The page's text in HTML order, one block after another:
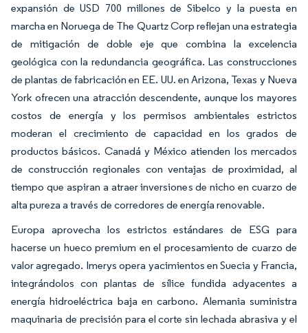
expansión de USD 700 millones de Sibelco y la puesta en
marcha en Noruega de The Quartz Corp reflejan una estrategia
de mitigación de doble eje que combina la excelencia
geológica con la redundancia geográfica. Las construcciones
de plantas de fabricación en EE. UU. en Arizona, Texas y Nueva
York ofrecen una atracción descendente, aunque los mayores
costos de energía y los permisos ambientales estrictos
moderan el crecimiento de capacidad en los grados de
productos básicos. Canadá y México atienden los mercados
de construcción regionales con ventajas de proximidad, al
tiempo que aspiran a atraer inversiones de nicho en cuarzo de
alta pureza a través de corredores de energía renovable.
Europa aprovecha los estrictos estándares de ESG para
hacerse un hueco premium en el procesamiento de cuarzo de
valor agregado. Imerys opera yacimientos en Suecia y Francia,
integrándolos con plantas de sílice fundida adyacentes a
energía hidroeléctrica baja en carbono. Alemania suministra
maquinaria de precisión para el corte sin lechada abrasiva y el